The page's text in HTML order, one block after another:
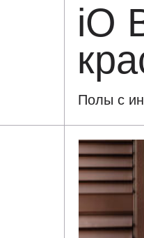
iO
Полы с